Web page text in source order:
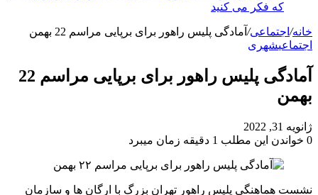
که فکر می کنید
خانه/ اجتماعی/ آمادگی پلیس راهور برای برپایی مراسم 22 بهمن
اجتماعیشهری
آمادگی پلیس راهور برای برپایی مراسم 22
بهمن
ژانویه 31, 2022
0 خواندن این مطلب 1 دقیقه زمان میبرد
نشست هماهنگی پلیس راهور تهران بزرگ با ارگان ها و سازمان